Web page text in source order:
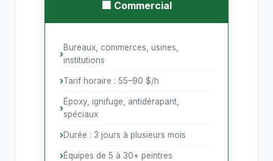
🏢 Commercial
Bureaux, commerces, usines,
institutions
Tarif horaire : 55–90 $/h
Époxy, ignifuge, antidérapant,
spéciaux
Durée : 3 jours à plusieurs mois
Équipes de 5 à 30+ peintres